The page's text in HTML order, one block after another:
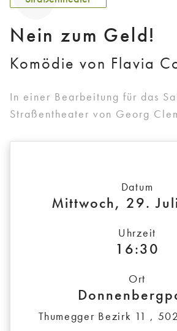
Nein zum Geld!
Komödie von Flavia
In einer Bearbeitung für das
Straßentheater von Georg
Datum
Mittwoch, 29.
Uhrzeit
16:30
Ort
Thumegger Bezirk 11 ,